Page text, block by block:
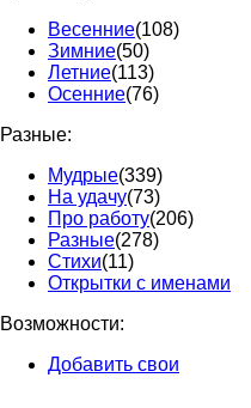
Весенние(108)
Зимние(50)
Летние(113)
Осенние(76)
Разные:
Мудрые(339)
На удачу(73)
Про работу(206)
Разные(278)
Стихи(11)
Открытки с именами
Возможности:
Добавить свои